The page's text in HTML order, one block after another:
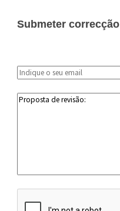
Submeter correcção